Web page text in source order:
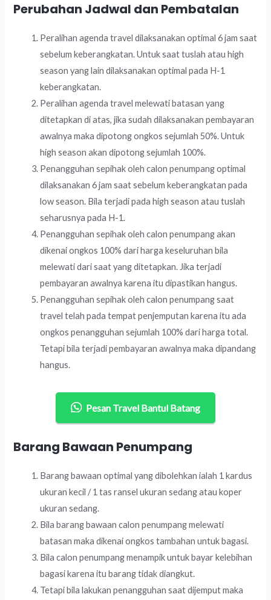
Perubahan Jadwal dan Pembatalan
Peralihan agenda travel dilaksanakan optimal 6 jam saat
sebelum keberangkatan. Untuk saat tuslah atau high
season yang lain dilaksanakan optimal pada H-1
keberangkatan.
Peralihan agenda travel melewati batasan yang
ditetapkan di atas, jika sudah dilaksanakan pembayaran
awalnya maka dipotong ongkos sejumlah 50%. Untuk
high season akan dipotong sejumlah 100%.
Penangguhan sepihak oleh calon penumpang optimal
dilaksanakan 6 jam saat sebelum keberangkatan pada
low season. Bila terjadi pada high season atau tuslah
seharusnya pada H-1.
Penangguhan sepihak oleh calon penumpang akan
dikenai ongkos 100% dari harga keseluruhan bila
melewati dari saat yang ditetapkan. Jika terjadi
pembayaran awalnya karena itu dipastikan hangus.
Penangguhan sepihak oleh calon penumpang saat
travel telah pada tempat penjemputan karena itu ada
ongkos penangguhan sejumlah 100% dari harga total.
Tetapi bila terjadi pembayaran awalnya maka dipandang
hangus.
Pesan Travel Bantul Batang
Barang Bawaan Penumpang
Barang bawaan optimal yang dibolehkan ialah 1 kardus
ukuran kecil / 1 tas ransel ukuran sedang atau koper
ukuran sedang.
Bila barang bawaan calon penumpang melewati
batasan maka dikenai ongkos tambahan untuk bagasi.
Bila calon penumpang menampik untuk bayar kelebihan
bagasi karena itu barang tidak diangkut.
Tetapi bila lakukan penangguhan saat dijemput maka